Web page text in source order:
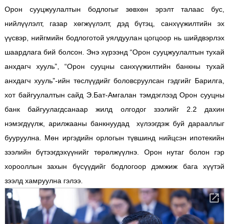
Орон сууцжуулалтын бодлогыг зөвхөн эрэлт талаас бус,
нийлүүлэлт, газар хөгжүүлэлт, дэд бүтэц, санхүүжилтийн эх
үүсвэр, нийгмийн бодлоготой уялдуулан цогцоор нь шийдвэрлэх
шаардлага бий болсон. Энэ хүрээнд “Орон сууцжуулалтын тухай
анхдагч хууль”, “Орон сууцны санхүүжилтийн банкны тухай
анхдагч хууль”-ийн төслүүдийг боловсруулсан гэдгийг Барилга,
хот байгуулалтын сайд Э.Бат-Амгалан тэмдэглээд Орон сууцны
банк байгуулагдсанаар жилд олгодог зээлийг 2.2 дахин
нэмэгдүүлж, арилжааны банкнуудад хүлээгдэж буй дарааллыг
бууруулна. Мөн иргэдийн орлогын түвшинд нийцсэн ипотекийн
зээлийн бүтээгдэхүүнийг төрөлжүүлнэ. Орон нутаг болон гэр
хорооллын захын бүсүүдийг бодлогоор дэмжиж бага хүүтэй
зээлд хамруулна гэлээ.